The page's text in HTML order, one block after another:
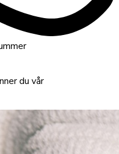
du vår